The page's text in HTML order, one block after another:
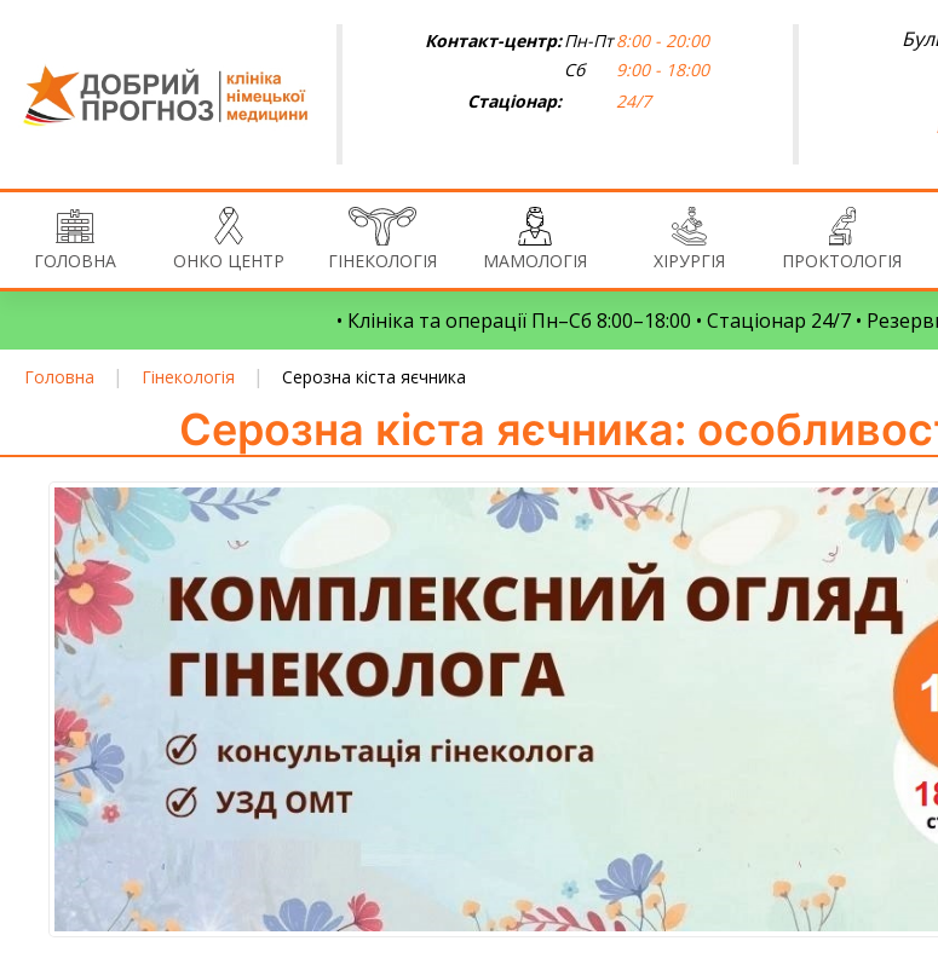
Контакт-центр:Пн-Пт
Сб
8:00 - 20:00
9:00 - 18:00
Стаціонар:
24/7
ГОЛОВНА ОНКО ЦЕНТР ГІНЕКОЛОГІЯ МАМОЛОГІЯ ХІРУРГІЯ ПРОКТОЛОГІЯ
• Клініка та операції Пн–Сб 8:00–18:00 • Стаціонар 24/7 •
Головна | Гінекологія | Серозна кіста яєчника
Серозна кіста яєчника: